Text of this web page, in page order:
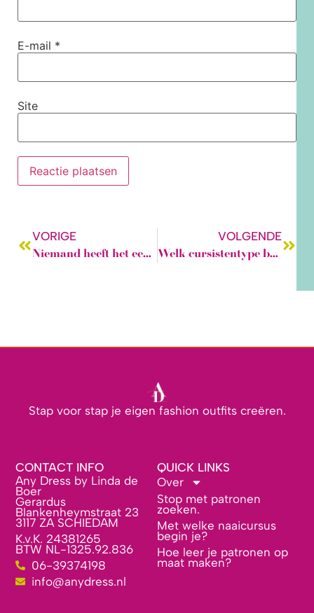
E-mail *
Site
VORIGE
Niemand heeft het eeuwige leven!
VOLGENDE
Welk cursistentype ben jij?
Stap voor stap je eigen fashion outfits creëren.
CONTACT INFO
Any Dress by Linda de
Boer
Gerardus
Blankenheymstraat 23
3117 ZA SCHIEDAM
K.v.K. 24381265
BTW NL-1325.92.836
06-39374198
info@anydress.nl
QUICK LINKS
Over
Stop met patronen
zoeken.
Met welke naaicursus
begin je?
Hoe leer je patronen op
maat maken?